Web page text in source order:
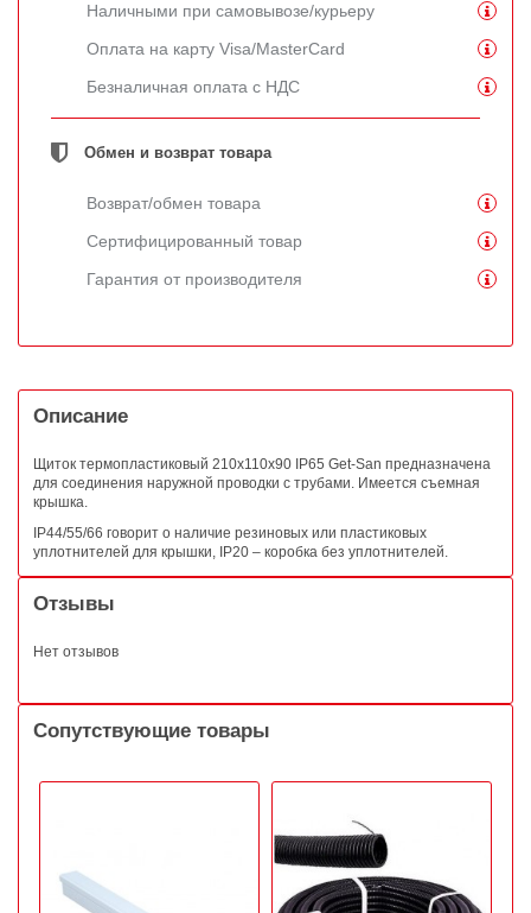
Наличными при самовывозе/курьеру
Оплата на карту Visa/MasterCard
Безналичная оплата с НДС
Обмен и возврат товара
Возврат/обмен товара
Сертифицированный товар
Гарантия от производителя
Описание
Щиток термопластиковый 210х110х90 IP65 Get-San предназначена
для соединения наружной проводки с трубами. Имеется съемная
крышка.
IP44/55/66 говорит о наличие резиновых или пластиковых
уплотнителей для крышки, IP20 – коробка без уплотнителей.
Отзывы
Нет отзывов
Сопутствующие товары